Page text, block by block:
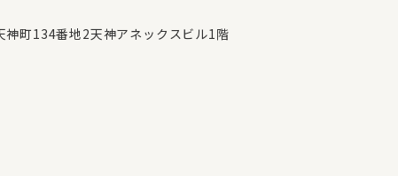
神町134番地2天神アネックスビル1階